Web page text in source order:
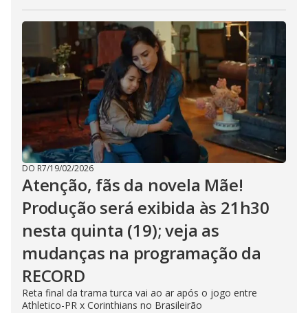
DO R7/19/02/2026
Atenção, fãs da novela Mãe!
Produção será exibida às 21h30
nesta quinta (19); veja as
mudanças na programação da
RECORD
Reta final da trama turca vai ao ar após o jogo entre
Athletico-PR x Corinthians no Brasileirão